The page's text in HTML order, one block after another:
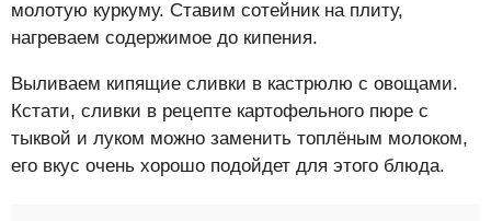
молотую куркуму. Ставим сотейник на плиту,
нагреваем содержимое до кипения.
Выливаем кипящие сливки в кастрюлю с овощами.
Кстати, сливки в рецепте картофельного пюре с
тыквой и луком можно заменить топлёным молоком,
его вкус очень хорошо подойдет для этого блюда.